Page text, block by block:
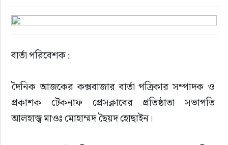
বার্তা পরিবেশক :
দৈনিক আজকের কক্সবাজার বার্তা পত্রিকার সম্পাদক ও
প্রকাশক টেকনাফ প্রেসক্লাবের প্রতিষ্ঠাতা সভাপতি
আলহাজ্ব মাওঃ মোহাম্মদ ছৈয়দ হোছাইন।